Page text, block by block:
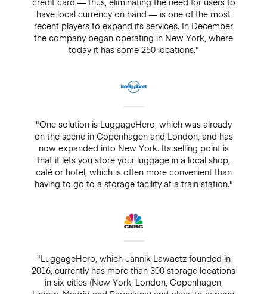
have local currency on hand — is one of the most
recent players to expand its services. In December
the company began operating in New York, where
today it has some 250 locations."
"One solution is LuggageHero, which was already
on the scene in Copenhagen and London, and has
now expanded into New York. Its selling point is
that it lets you store your luggage in a local shop,
café or hotel, which is often more convenient than
having to go to a storage facility at a train station."
"LuggageHero, which Jannik Lawaetz founded in
2016, currently has more than 300 storage locations
in six cities (New York, London, Copenhagen,